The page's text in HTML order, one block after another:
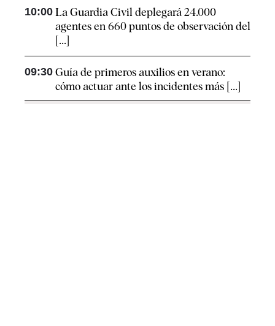
10:00 La Guardia Civil deplegará 24.000
agentes en 660 puntos de observación del
[...]
09:30 Guía de primeros auxilios en verano:
cómo actuar ante los incidentes más [...]